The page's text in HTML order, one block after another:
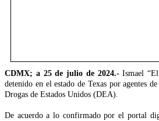
CDMX; a 25 de julio de 2024.-Ismael
detenido en el estado de Texas por agentes
Drogas de Estados Unidos (DEA).
De acuerdo a lo confirmado por el portal